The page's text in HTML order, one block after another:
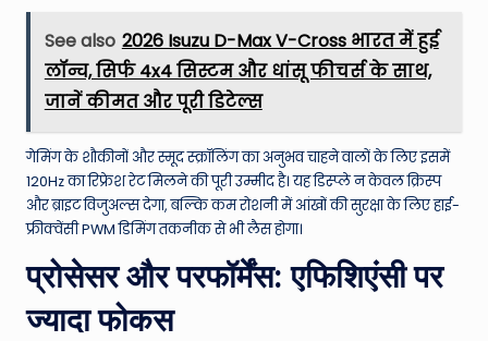
See also 2026 Isuzu D-Max V-Cross भारत में हुई
लॉन्च, सिर्फ 4x4 सिस्टम और धांसू फीचर्स के साथ,
जानें कीमत और पूरी डिटेल्स
गेमिंग के शौकीनों और स्मूद स्क्रॉलिंग का अनुभव चाहने वालों के लिए इसमें
120Hz का रिफ्रेश रेट मिलने की पूरी उम्मीद है। यह डिस्प्ले न केवल क्रिस्प
और ब्राइट विजुअल्स देगा, बल्कि कम रोशनी में आंखों की सुरक्षा के लिए हाई-
फ्रीक्वेंसी PWM डिमिंग तकनीक से भी लैस होगा।
प्रोसेसर और परफॉर्मेंस: एफिशिएंसी पर
ज्यादा फोकस